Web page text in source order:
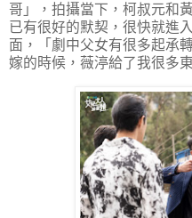
哥」，拍攝當下，柯叔元和
已有很好的默契，很快就進
面，「劇中父女有很多起承
嫁的時候，薇渟給了我很多